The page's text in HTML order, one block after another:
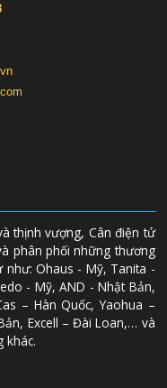
thịnh vượng, Cân điện tử
phân phối những thương
như: Ohaus - Mỹ, Tanita -
- Mỹ, AND - Nhật Bản,
– Hàn Quốc, Yaohua –
Excell – Đài Loan,… và
khác.